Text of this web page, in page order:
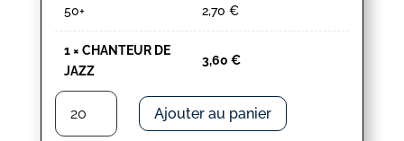
50+ 2,70 €
1× CHANTEUR DE
JAZZ
3,60 €
quantité
Ajouter au panier